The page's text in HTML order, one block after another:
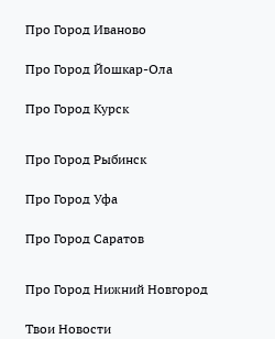
Про Город Иваново
Про Город Йошкар-Ола
Про Город Курск
Про Город Рыбинск
Про Город Уфа
Про Город Саратов
Про Город Нижний Новгород
Твои Новости